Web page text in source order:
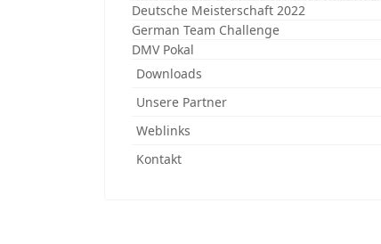
Deutsche Meisterschaft 2022
German Team Challenge
DMV Pokal
Downloads
Unsere Partner
Weblinks
Kontakt